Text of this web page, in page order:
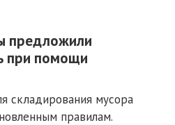
предложили
при помощи
складирования мусора
правилам.